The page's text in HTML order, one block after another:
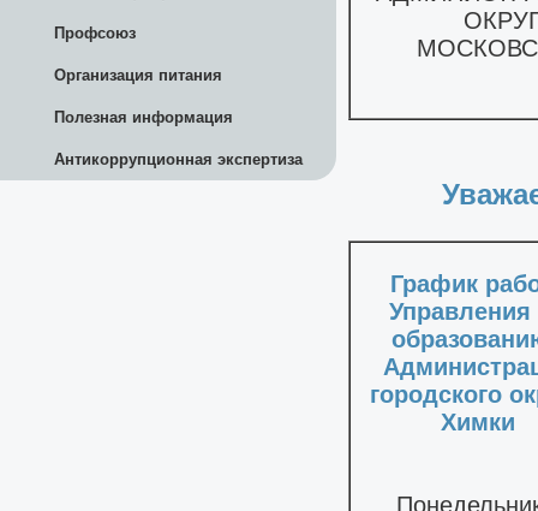
Профсоюз
Организация питания
Полезная информация
Антикоррупционная экспертиза